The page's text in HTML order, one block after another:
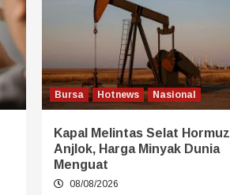
Bursa Hotnews Nasional
Kapal Melintas Selat Hormuz
Anjlok, Harga Minyak Dunia
Menguat
08/08/2026